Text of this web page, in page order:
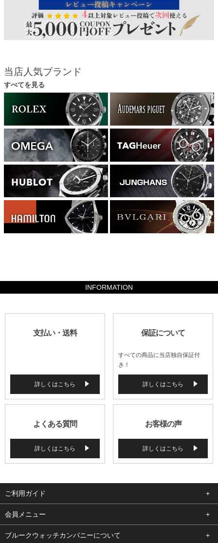
当店人気ブランド
すべてを見る
INFORMATION
支払い・送料
詳しくはこちら
保証について
すべての商品に当店独自保証付
き！
詳しくはこちら
よくある質問
詳しくはこちら
お客様の声
詳しくはこちら
ご利用ガイド
よくある質問
支払い・送料
会員メニュー
ログイン
ブルークウォッチカンパニーについて